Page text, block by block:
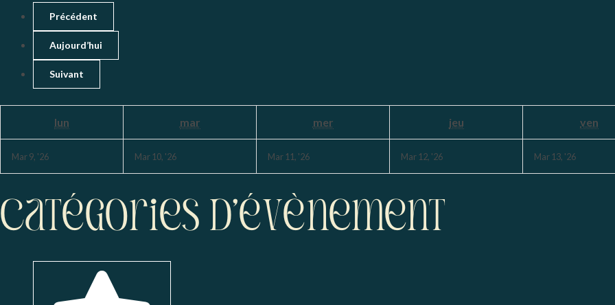
Précédent
Aujourd’hui
Suivant
lun mar mer jeu ven
Mar 9, '26 Mar 10, '26 Mar 11, '26 Mar 12, '26 Mar 13, '26
Catégories d’évènement